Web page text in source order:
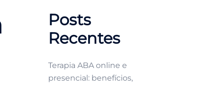
Posts
Recentes
Terapia ABA online e
presencial: benefícios,